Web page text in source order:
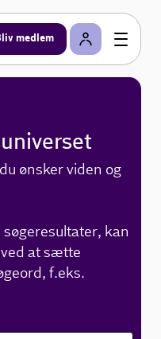
medlem
ønsker viden og
kan
at sætte
f.eks.